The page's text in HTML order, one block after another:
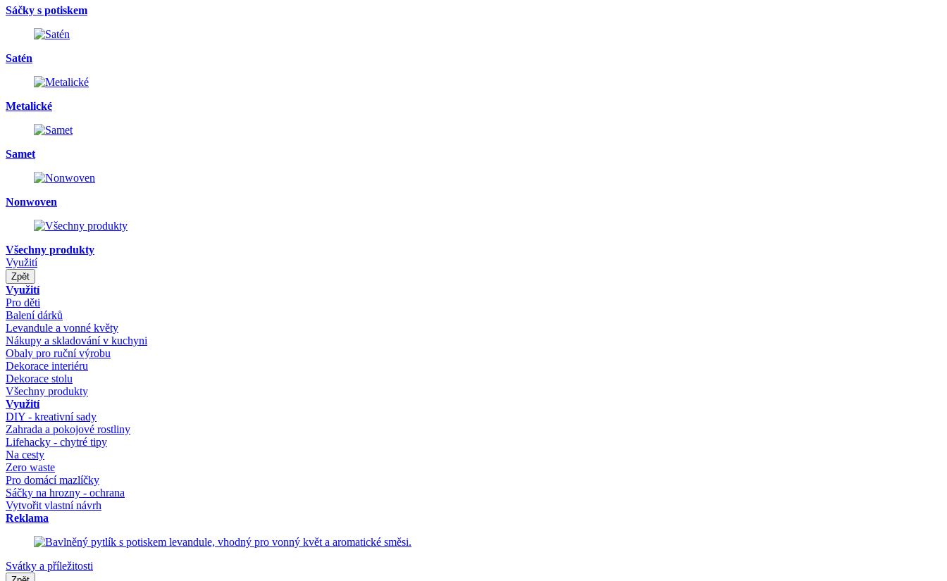
Sáčky s potiskem
Satén
Metalické
Samet
Nonwoven
Všechny produkty
Využití
Zpět
Využití
Pro děti
Balení dárků
Levandule a vonné květy
Nákupy a skladování v kuchyni
Obaly pro ruční výrobu
Dekorace interiéru
Dekorace stolu
Všechny produkty
Využití
DIY - kreativní sady
Zahrada a pokojové rostliny
Lifehacky - chytré tipy
Na cesty
Zero waste
Pro domácí mazlíčky
Sáčky na hrozny - ochrana
Vytvořit vlastní návrh
Reklama
Svátky a příležitosti